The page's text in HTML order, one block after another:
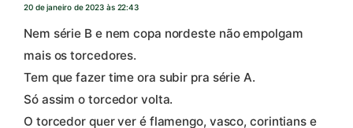
20 de janeiro de 2023 às 22:43
Nem série B e nem copa nordeste não empolgam
mais os torcedores.
Tem que fazer time ora subir pra série A.
Só assim o torcedor volta.
O torcedor quer ver é flamengo, vasco, corintians e